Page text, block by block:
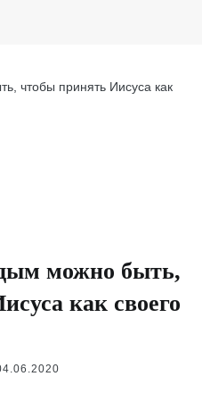
чтобы принять Иисуса как
можно быть,
как своего